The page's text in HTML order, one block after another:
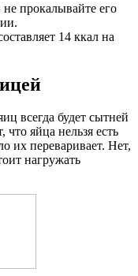
прокалывайте его
14 ккал на
всегда будет сытней
яйца нельзя есть
их переваривает. Нет,
нагружать